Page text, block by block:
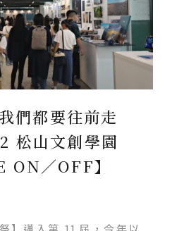
們都要往前走
山文創學園
ON／OFF】